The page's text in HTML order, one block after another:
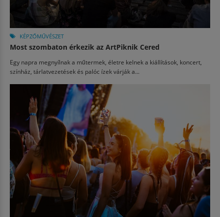
KÉPZŐMŰVÉSZET
Most szombaton érkezik az ArtPiknik Cered
Egy napra megnyílnak a műtermek, életre kelnek a kiállítások, koncert,
színház, tárlatvezetések és palóc ízek várják a...